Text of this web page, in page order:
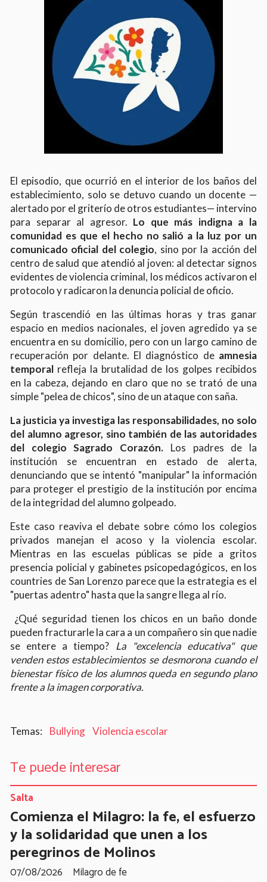
El episodio, que ocurrió en el interior de los baños del
establecimiento, solo se detuvo cuando un docente —
alertado por el griterío de otros estudiantes— intervino
para separar al agresor. Lo que más indigna a la
comunidad es que el hecho no salió a la luz por un
comunicado oficial del colegio, sino por la acción del
centro de salud que atendió al joven: al detectar signos
evidentes de violencia criminal, los médicos activaron el
protocolo y radicaron la denuncia policial de oficio.
Según trascendió en las últimas horas y tras ganar
espacio en medios nacionales, el joven agredido ya se
encuentra en su domicilio, pero con un largo camino de
recuperación por delante. El diagnóstico de amnesia
temporal refleja la brutalidad de los golpes recibidos
en la cabeza, dejando en claro que no se trató de una
simple "pelea de chicos", sino de un ataque con saña.
La justicia ya investiga las responsabilidades, no solo
del alumno agresor, sino también de las autoridades
del colegio Sagrado Corazón. Los padres de la
institución se encuentran en estado de alerta,
denunciando que se intentó "manipular" la información
para proteger el prestigio de la institución por encima
de la integridad del alumno golpeado.
Este caso reaviva el debate sobre cómo los colegios
privados manejan el acoso y la violencia escolar.
Mientras en las escuelas públicas se pide a gritos
presencia policial y gabinetes psicopedagógicos, en los
countries de San Lorenzo parece que la estrategia es el
"puertas adentro" hasta que la sangre llega al río.
¿Qué seguridad tienen los chicos en un baño donde
pueden fracturarle la cara a un compañero sin que nadie
se entere a tiempo? La "excelencia educativa" que
venden estos establecimientos se desmorona cuando el
bienestar físico de los alumnos queda en segundo plano
frente a la imagen corporativa.
Bullying Violencia escolar
Te puede interesar
Comienza el Milagro: la fe, el esfuerzo
y la solidaridad que unen a los
peregrinos de Molinos
Milagro de fe
Salta
07/08/2026